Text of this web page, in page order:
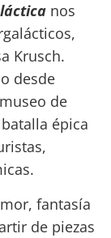
nos
Krusch.
desde
de
épica
fantasía
de piezas